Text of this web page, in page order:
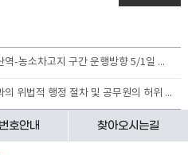
142번 버스 북울산역-농소차고지 구간 운행방향 5/1일 이전 원복 요청 건
남구청 보육지원과의 위법적 행정 절차 및 공무원의 허위 사실 답변 실태 고발
호안내 찾아오시는길